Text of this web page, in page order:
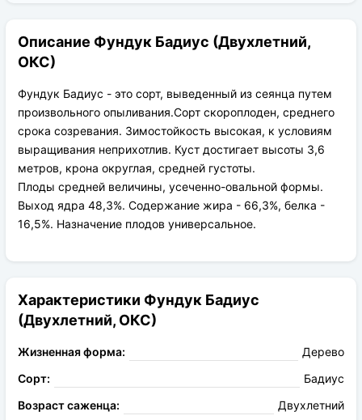
транспортировки вплоть до 14 дней (с учётом
хранения на складе).
На карту приват банка перед отправкой;
По выставленному счёту (реквизитам
юридического лица);
Описание Фундук Бадиус (Двухлетний,
ОКС)
Фундук Бадиус - это сорт, выведенный из сеянца путем
произвольного опыливания.Сорт скороплоден, среднего
срока созревания. Зимостойкость высокая, к условиям
выращивания неприхотлив. Куст достигает высоты 3,6
метров, крона округлая, средней густоты.
Плоды средней величины, усеченно-овальной формы.
Выход ядра 48,3%. Содержание жира - 66,3%, белка -
16,5%. Назначение плодов универсальное.
Характеристики Фундук Бадиус
(Двухлетний, ОКС)
Жизненная форма:
Дерево
Сорт:
Бадиус
Возраст саженца:
Двухлетний